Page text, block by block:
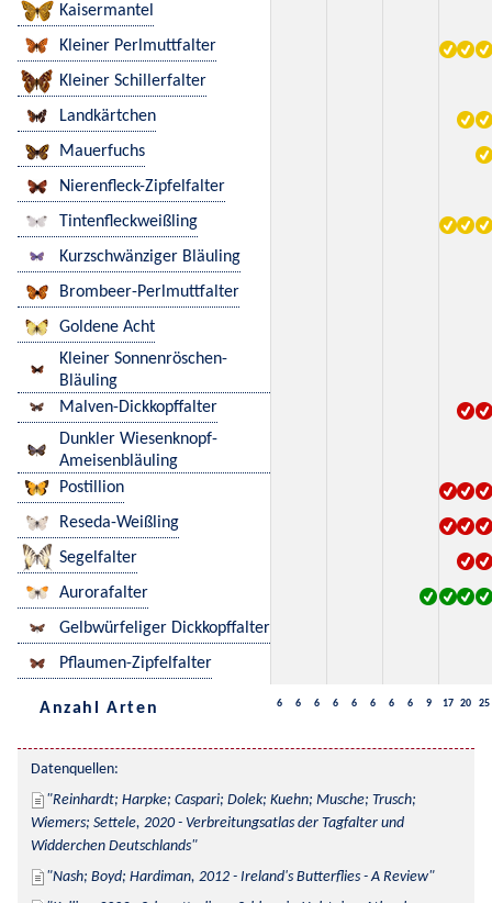
Kaisermantel
Kleiner Perlmuttfalter
Kleiner Schillerfalter
Landkärtchen
Mauerfuchs
Nierenfleck-Zipfelfalter
Tintenfleckweißling
Kurzschwänziger Bläuling
Brombeer-Perlmuttfalter
Goldene Acht
Kleiner Sonnenröschen-
Bläuling
Malven-Dickkopffalter
Dunkler Wiesenknopf-
Ameisenbläuling
Postillion
Reseda-Weißling
Segelfalter
Aurorafalter
Gelbwürfeliger Dickkopffalter
Pflaumen-Zipfelfalter
Anzahl Arten 6 6 6 6 6 6 6 6 9 17 20 25
Datenquellen:
Reinhardt; Harpke; Caspari; Dolek; Kuehn; Musche; Trusch;
Wiemers; Settele, 2020 - Verbreitungsatlas der Tagfalter und
Widderchen Deutschlands
Nash; Boyd; Hardiman, 2012 - Ireland's Butterflies - A Review